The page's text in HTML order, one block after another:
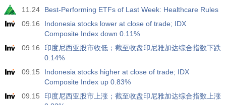
17:00
USD
贝克休斯美国石油钻井平台
实际值
预测值
前值
USD
贝克休斯美国钻机总数
588
588
19:00 美联储消费信贷月率 m/m
11.24
Best-Performing ETFs of Last Week: Healthcare Rules
09.16
Indonesia stocks lower at close of trade; IDX
Composite Index down 0.11%
09.16
印度尼西亚股市收低；截至收盘印尼雅加达综合指数下跌
0.14%
09.15
Indonesia stocks higher at close of trade; IDX
Composite Index up 0.83%
09.15
印度尼西亚股市上涨；截至收盘印尼雅加达综合指数上涨